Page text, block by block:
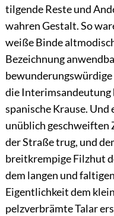
tilgende Reste und
wahren Gestalt. So
weiße Binde
Bezeichnung
die Interimsandeutung
spanische Krause.
unüblich geschweiften
der Straße trug, und
breitkrempige Filzhut
dem langen und
Eigentlichkeit dem
pelzverbrämte Talar